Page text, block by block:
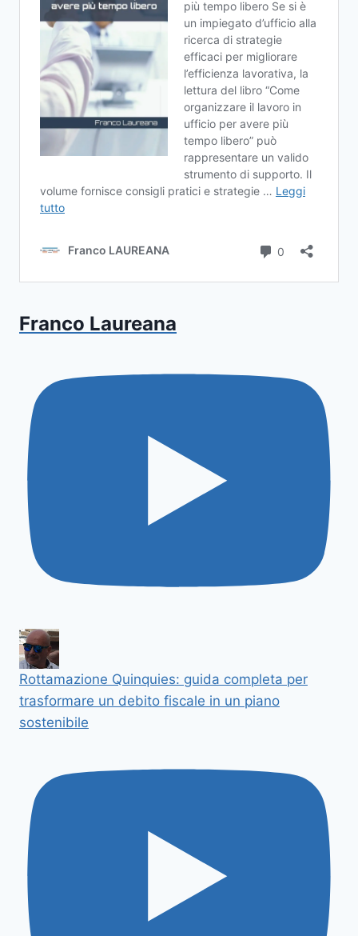
Franco Laureana
Rottamazione Quinquies: guida completa per
trasformare un debito fiscale in un piano
sostenibile